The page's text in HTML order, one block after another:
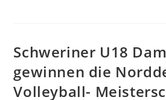
Schweriner U18
gewinnen die
Volleyball-